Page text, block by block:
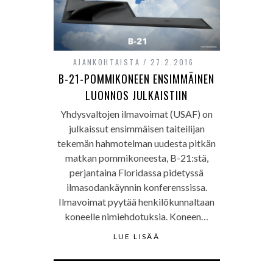
AJANKOHTAISTA 27.2.2016
B-21-POMMIKONEEN ENSIMMÄINEN
LUONNOS JULKAISTIIN
Yhdysvaltojen ilmavoimat (USAF) on
julkaissut ensimmäisen taiteilijan
tekemän hahmotelman uudesta pitkän
matkan pommikoneesta, B-21:stä,
perjantaina Floridassa pidetyssä
ilmasodankäynnin konferenssissa.
Ilmavoimat pyytää henkilökunnaltaan
koneelle nimiehdotuksia. Koneen…
LUE LISÄÄ